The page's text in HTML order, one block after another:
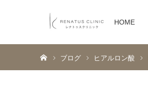
HOME
ブログ ヒアルロン酸